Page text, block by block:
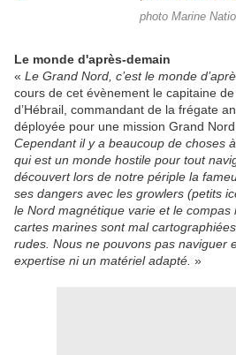
photo Marine
Le monde d'après-demain
« Le Grand Nord, c’est le monde
cours de cet évènement le capitaine
d’Hébrail, commandant de la frégate
déployée pour une mission Grand
Cependant il y a beaucoup de choses
qui est un monde hostile pour tout
découvert lors de notre périple la
ses dangers avec les growlers (petits
le Nord magnétique varie et le compas
cartes marines sont mal
rudes. Nous ne pouvons pas naviguer
expertise ni un matériel adapté. »